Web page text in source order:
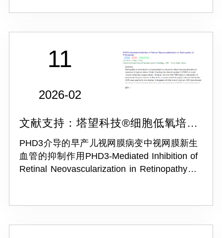
11
2026-02
文献支持：塔望科技®细胞低氧培养
箱OX-121C
PHD3介导的早产儿视网膜病变中视网膜新生
血管的抑制作用PHD3‐Mediated Inhibition of
Retinal Neovascularization in Retinopathy of